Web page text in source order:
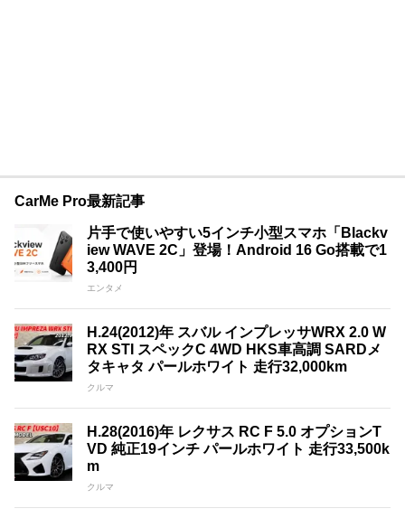
CarMe Pro最新記事
片手で使いやすい5インチ小型スマホ「Blackv
iew WAVE 2C」登場！Android 16 Go搭載で1
3,400円
エンタメ
H.24(2012)年 スバル インプレッサWRX 2.0 W
RX STI スペックC 4WD HKS車高調 SARDメ
タキャタ パールホワイト 走行32,000km
クルマ
H.28(2016)年 レクサス RC F 5.0 オプションT
VD 純正19インチ パールホワイト 走行33,500k
m
クルマ